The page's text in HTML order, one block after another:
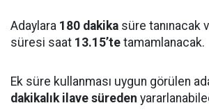
Adaylara 180 dakika süre tanınacak
süresi saat 13.15’te tamamlanacak.
Ek süre kullanması uygun görülen
dakikalık ilave süreden